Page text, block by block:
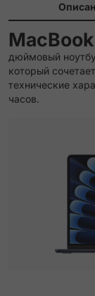
дюймовый
который
технические
часов.